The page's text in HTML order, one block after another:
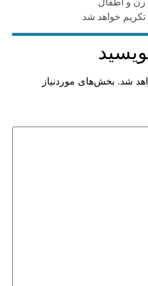
خواهد شد
شد. بخش‌های موردنیاز